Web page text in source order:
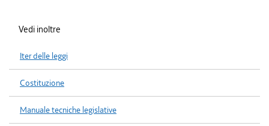
Vedi inoltre
Iter delle leggi
Costituzione
Manuale tecniche legislative